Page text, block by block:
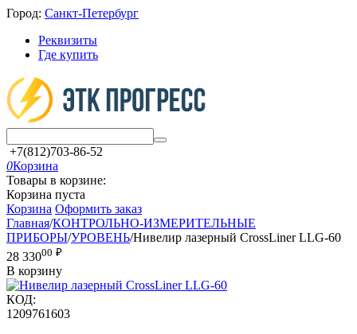
Город: Санкт-Петербург
Реквизиты
Где купить
+7(812)703-86-52
0Корзина
Товары в корзине:
Корзина пуста
Корзина Оформить заказ
Главная/КОНТРОЛЬНО-ИЗМЕРИТЕЛЬНЫЕ
ПРИБОРЫ/УРОВЕНЬ/Нивелир лазерный CrossLiner LLG-60
28 33000 ₽
В корзину
КОД:
1209761603